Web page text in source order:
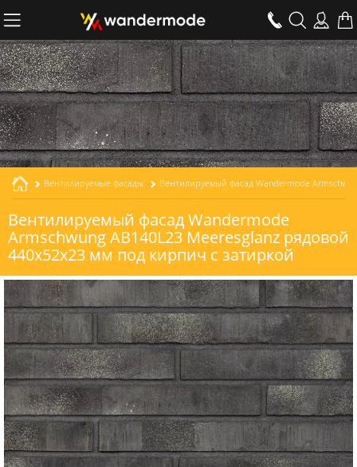
Вентилируемые фасады
Вентилируемый фасад Wandermode
Armschwung AB140L23 Meeresglanz рядовой
440x52x23 мм под кирпич с затиркой